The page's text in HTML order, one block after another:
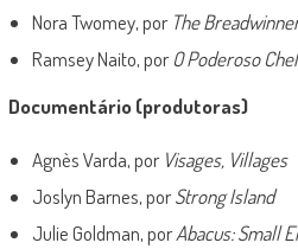
Nora Twomey, por The
Ramsey Naito, porO Poderoso
Documentário (produtoras)
Agnès Varda, por Visages, Villages
Joslyn Barnes, porStrong Island
Julie Goldman, porAbacus: Small